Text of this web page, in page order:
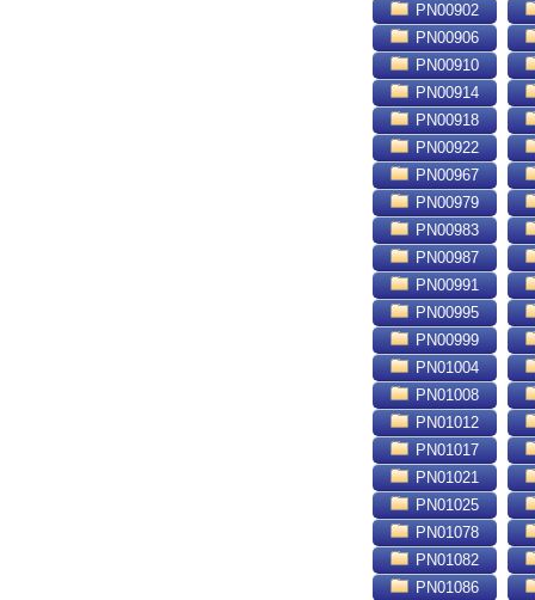
PN00902
PN00906
PN00910
PN00914
PN00918
PN00922
PN00967
PN00979
PN00983
PN00987
PN00991
PN00995
PN00999
PN01004
PN01008
PN01012
PN01017
PN01021
PN01025
PN01078
PN01082
PN01086